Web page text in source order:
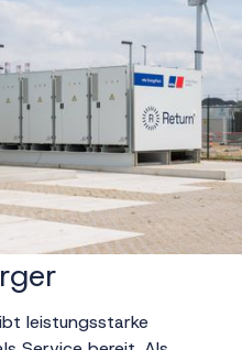
leistungsstarke